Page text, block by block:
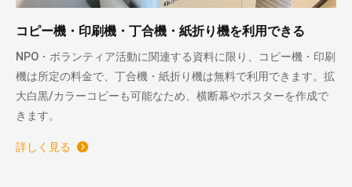
コピー機・印刷機・丁合機・紙折り機を利用できる
NPO・ボランティア活動に関連する資料に限り、コピー機・印刷
機は所定の料金で、丁合機・紙折り機は無料で利用できます。拡
大白黒/カラーコピーも可能なため、横断幕やポスターを作成で
きます。
詳しく見る